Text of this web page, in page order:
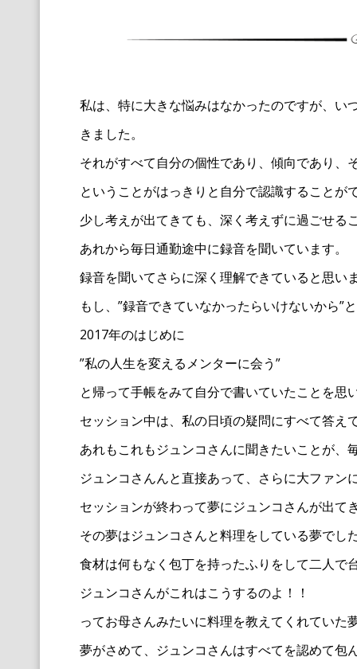
私は、特に大きな悩みはなかったのですが、 い
きました。
それがすべて自分の個性であり、傾向であり、
ということがはっきりと自分で認識することが
少し考えが出てきても、 深く考えずに過ごせる
あれから毎日通勤途中に録音を聞いています。
録音を聞いてさらに深く理解できていると思い
もし、”録音できていなかったらいけないから”
2017年のはじめに
”私の人生を変えるメンターに会う”
と帰って手帳をみて自分で書いていたことを思
セッション中は、 私の日頃の疑問にすべて答え
あれもこれもジュンコさんに聞きたいことが、
ジュンコさんんと直接あって、さらに大ファン
セッションが終わって夢にジュンコさんが出て
その夢はジュンコさんと料理をしている夢でし
食材は何もなく包丁を持ったふりをして二人で
ジュンコさんがこれはこうするのよ！！
ってお母さんみたいに料理を教えてくれていた
夢がさめて、 ジュンコさんはすべてを認めて包